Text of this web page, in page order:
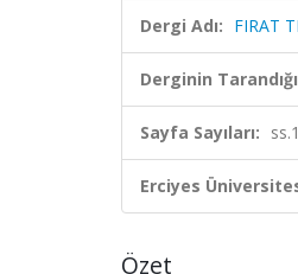
Dergi Adı: FIRAT
Derginin
Sayfa Sayıları:
Erciyes
Özet